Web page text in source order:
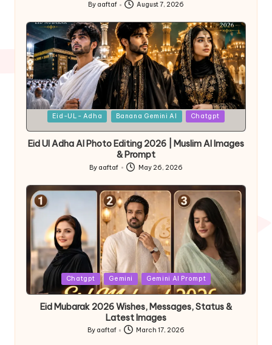
By aaftaf August 7, 2026
Eid-UL- Adha Banana Gemini AI Chatgpt
Eid Ul Adha AI Photo Editing 2026 | Muslim AI Images
& Prompt
By aaftaf May 26, 2026
Chatgpt Gemini Gemini AI Prompt
Eid Mubarak 2026 Wishes, Messages, Status &
Latest Images
By aaftaf March 17, 2026